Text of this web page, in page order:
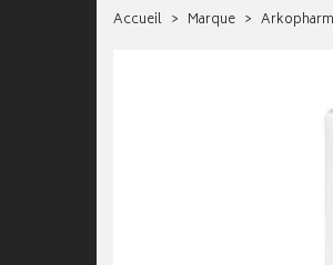
Accueil Marque